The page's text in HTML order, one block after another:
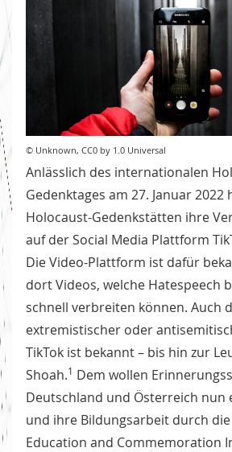
© Unknown, CC0 by 1.0 Universal
Anlässlich des internationalen
Gedenktages am 27. Januar 2022
Holocaust-Gedenkstätten ihre
auf der Social Media Plattform
Die Video-Plattform ist dafür
dort Videos, welche Hatespeech
schnell verbreiten können. Auch
extremistischer oder
TikTok ist bekannt – bis hin zur
Shoah.1 Dem wollen
Deutschland und Österreich nun
und ihre Bildungsarbeit durch die
Education and Commemoration